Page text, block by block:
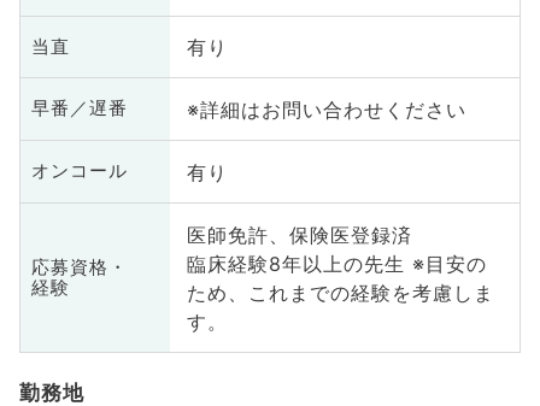
当直 有り
早番／遅番 ※詳細はお問い合わせください
オンコール 有り
応募資格・
経験
医師免許、保険医登録済
臨床経験8年以上の先生 ※目安の
ため、これまでの経験を考慮しま
す。
勤務地